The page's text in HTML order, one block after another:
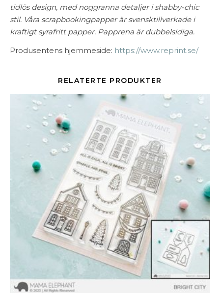
tidlös design, med noggranna detaljer i shabby-chic
stil. Våra scrapbookingpapper är svensktillverkade i
kraftigt syrafritt papper. Papprena är dubbelsidiga.
Produsentens hjemmeside: https://www.reprint.se/
RELATERTE PRODUKTER